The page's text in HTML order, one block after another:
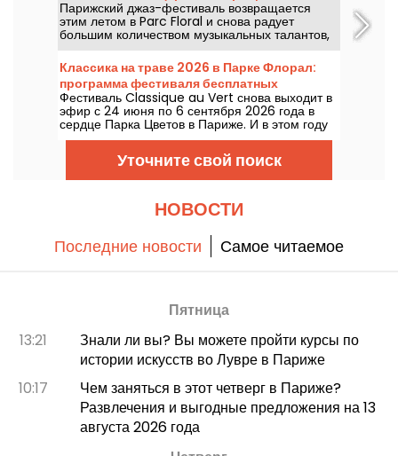
летом в Parc Floral — программа.
Парижский джаз-фестиваль возвращается
этим летом в Parc Floral и снова радует
большим количеством музыкальных талантов,
которые стоит увидеть и послушать на фоне
идиллической природы. Ниже — программа
бесплатных концертов на период с 24 июня по
6 сентября 2026 года!
Классика на траве 2026 в Парке Флорал:
программа фестиваля бесплатных
концертов
Фестиваль Classique au Vert снова выходит в
эфир с 24 июня по 6 сентября 2026 года в
сердце Парка Цветов в Париже. И в этом году
Classique au Vert приглашает меломанов и
новичков найти подходящий темп и
насладиться прекрасной погодой в компании
признанных и восходящих артистов.
Уточните свой поиск
НОВОСТИ
Последние новости Самое читаемое
Пятница
13:21
Знали ли вы? Вы можете пройти курсы по
истории искусств во Лувре в Париже
10:17
Чем заняться в этот четверг в Париже?
Развлечения и выгодные предложения на 13
августа 2026 года